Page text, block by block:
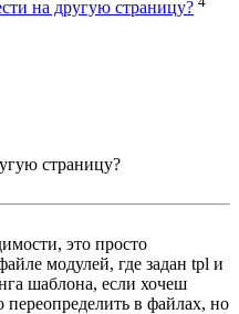
на другую страницу?
страницу?
это просто
модулей, где задан tpl и
шаблона, если хочеш
в файлах, но